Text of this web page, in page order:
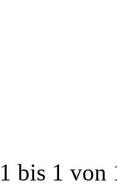
1 bis 1 von